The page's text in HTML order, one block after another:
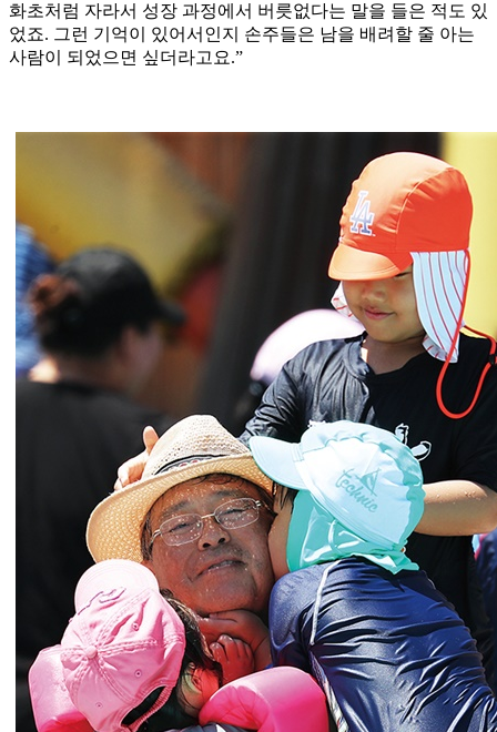
화초처럼 자라서 성장 과정에서 버릇없다는 말을 들은 적도 있
었죠. 그런 기억이 있어서인지 손주들은 남을 배려할 줄 아는
사람이 되었으면 싶더라고요.”